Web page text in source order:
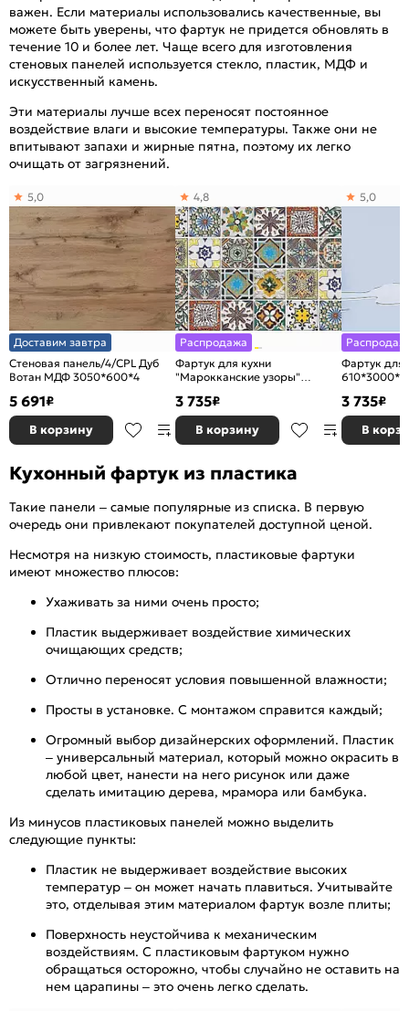
важен. Если материалы использовались качественные, вы
можете быть уверены, что фартук не придется обновлять в
течение 10 и более лет. Чаще всего для изготовления
стеновых панелей используется стекло, пластик, МДФ и
искусственный камень.
Эти материалы лучше всех переносят постоянное
воздействие влаги и высокие температуры. Также они не
впитывают запахи и жирные пятна, поэтому их легко
очищать от загрязнений.
Доставим завтра
Стеновая панель/4/CPL Дуб
Вотан МДФ 3050*600*4
5,0
5 691₽
В корзину
Распродажа
Фартук для кухни
"Марокканские узоры"
4,8
3 735₽
В корзину
Фартук для
610*3000*2
5,0
3 735₽
В
Кухонный фартук из пластика
Такие панели – самые популярные из списка. В первую
очередь они привлекают покупателей доступной ценой.
Несмотря на низкую стоимость, пластиковые фартуки
имеют множество плюсов:
Ухаживать за ними очень просто;
Пластик выдерживает воздействие химических
очищающих средств;
Отлично переносят условия повышенной влажности;
Просты в установке. С монтажом справится каждый;
Огромный выбор дизайнерских оформлений. Пластик
– универсальный материал, который можно окрасить в
любой цвет, нанести на него рисунок или даже
сделать имитацию дерева, мрамора или бамбука.
Из минусов пластиковых панелей можно выделить
следующие пункты:
Пластик не выдерживает воздействие высоких
температур – он может начать плавиться. Учитывайте
это, отделывая этим материалом фартук возле плиты;
Поверхность неустойчива к механическим
воздействиям. С пластиковым фартуком нужно
обращаться осторожно, чтобы случайно не оставить на
нем царапины – это очень легко сделать.